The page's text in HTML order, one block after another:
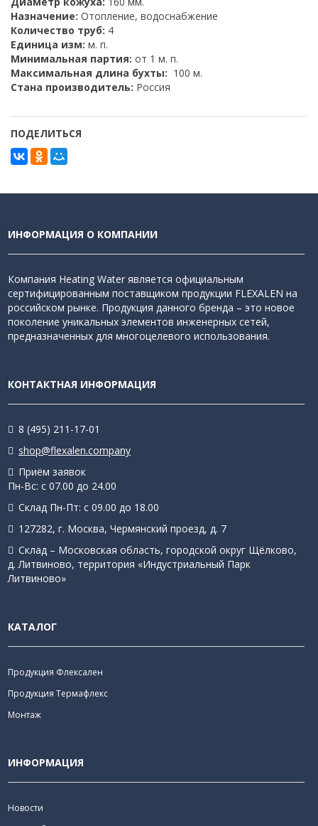
Назначение: Отопление, водоснабжение
Количество труб: 4
Единица изм: м. п.
Минимальная партия: от 1 м. п.
Максимальная длина бухты: 100 м.
Стана производитель: Россия
ПОДЕЛИТЬСЯ
ИНФОРМАЦИЯ О КОМПАНИИ
Компания Heating Water является официальным
сертифицированным поставщиком продукции FLEXALEN на
российском рынке. Продукция данного бренда – это новое
поколение уникальных элементов инженерных сетей,
предназначенных для многоцелевого использования.
КОНТАКТНАЯ ИНФОРМАЦИЯ
8 (495) 211-17-01
shop@flexalen.company
Приём заявок
Пн-Вс: с 07.00 до 24.00
Склад Пн-Пт: с 09.00 до 18.00
127282, г. Москва, Чермянский проезд, д. 7
Склад – Московская область, городской округ Щёлково,
д. Литвиново, территория «Индустриальный Парк
Литвиново»
КАТАЛОГ
Продукция Флексален
Продукция Термафлекс
Монтаж
ИНФОРМАЦИЯ
Новости